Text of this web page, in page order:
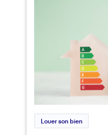
Louer son bien